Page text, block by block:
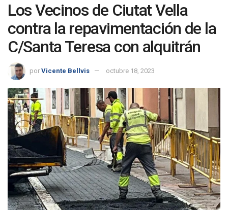
Los Vecinos de Ciutat Vella
contra la repavimentación de la
C/Santa Teresa con alquitrán
por Vicente Bellvis octubre 18, 2023